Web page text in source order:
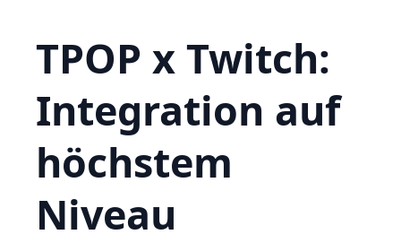
TPOP x Twitch:
Integration auf
höchstem
Niveau